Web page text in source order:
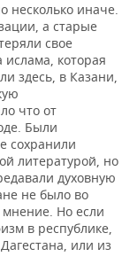
несколько иначе.
а старые
свое
ислама, которая
здесь, в Казани,
что от
Были
сохранили
литературой, но
духовную
не было во
мнение. Но если
в республике,
или из